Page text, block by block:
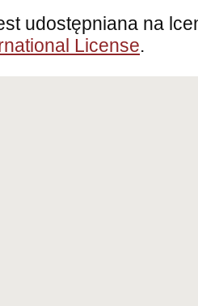
udostępniana na
License.